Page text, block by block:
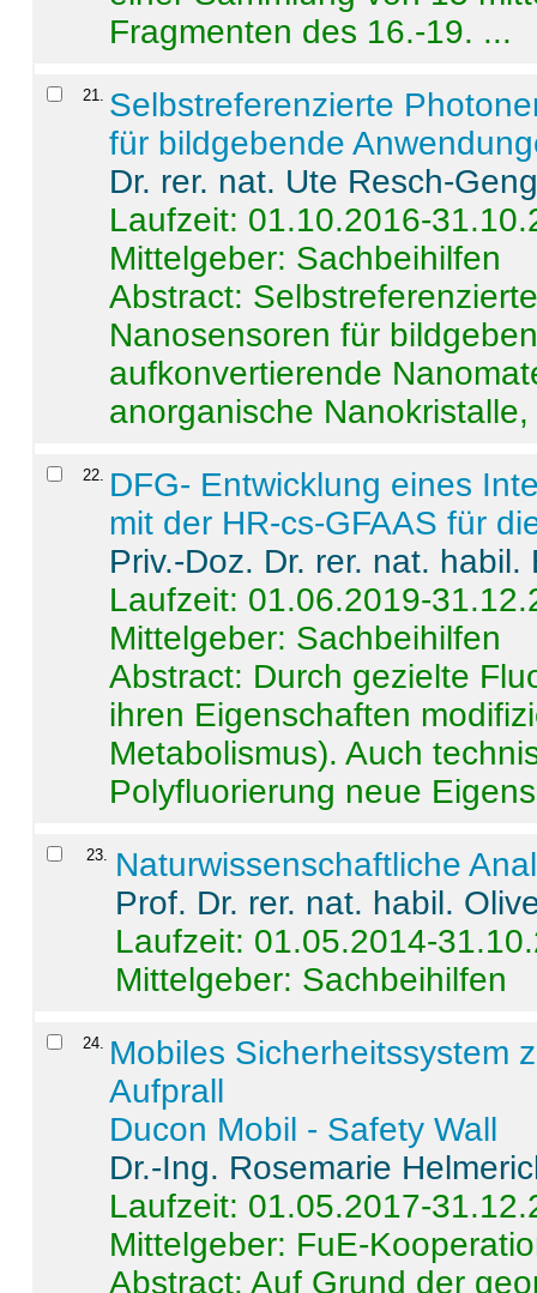
Fragmenten des 16.-19. ...
21
Selbstreferenzierte
für bildgebende
Dr. rer. nat. Ute Resch-
Laufzeit: 01.10.2016-
Mittelgeber: Sachbeihilfen
Abstract:
Nanosensoren für
aufkonvertierende
anorganische
22
DFG- Entwicklung eines
mit der HR-cs-GFAAS für
Priv.-Doz. Dr. rer. nat.
Laufzeit: 01.06.2019-
Mittelgeber: Sachbeihilfen
Abstract: Durch gezielte
ihren Eigenschaften
Metabolismus). Auch
Polyfluorierung neue
23. Naturwissenschaftliche
Prof. Dr. rer. nat. habil.
Laufzeit: 01.05.2014-
Mittelgeber: Sachbeihilfen
24. Mobiles Sicherheitssystem
Aufprall
Ducon Mobil - Safety Wall
Dr.-Ing. Rosemarie
Laufzeit: 01.05.2017-
Mittelgeber: FuE-
Abstract:Auf Grund der